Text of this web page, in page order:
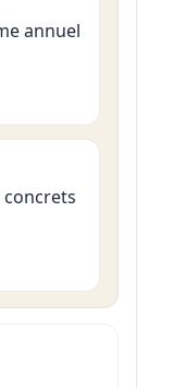
annuel
concrets